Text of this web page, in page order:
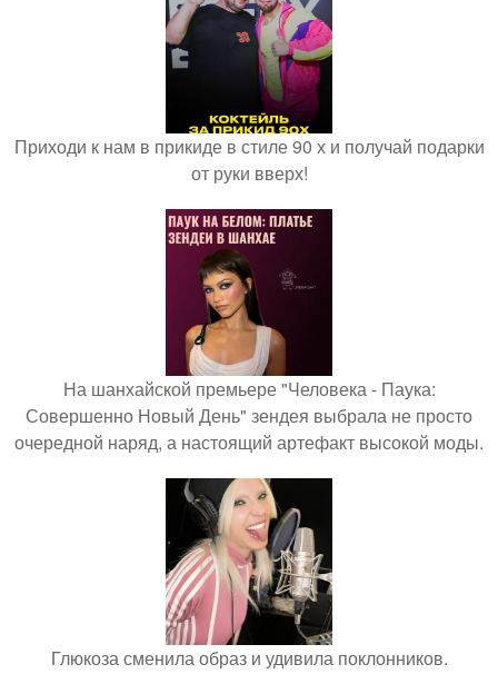
Приходи к нам в прикиде в стиле 90 х и получай подарки
от руки вверх!
На шанхайской премьере "Человека - Паука:
Совершенно Новый День" зендея выбрала не просто
очередной наряд, а настоящий артефакт высокой моды.
Глюкоза сменила образ и удивила поклонников.